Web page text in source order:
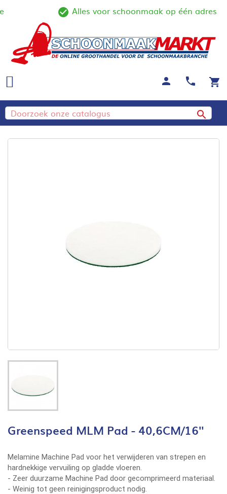
check_circle_outline
Alles voor schoonmaak op één adres
shopping_cart
call
person

Greenspeed MLM Pad - 40,6CM/16''
Melamine Machine Pad voor het verwijderen van strepen en
hardnekkige vervuiling op gladde vloeren.
- Zeer duurzame Machine Pad door gecomprimeerd materiaal.
- Weinig tot geen reinigingsproduct nodig.